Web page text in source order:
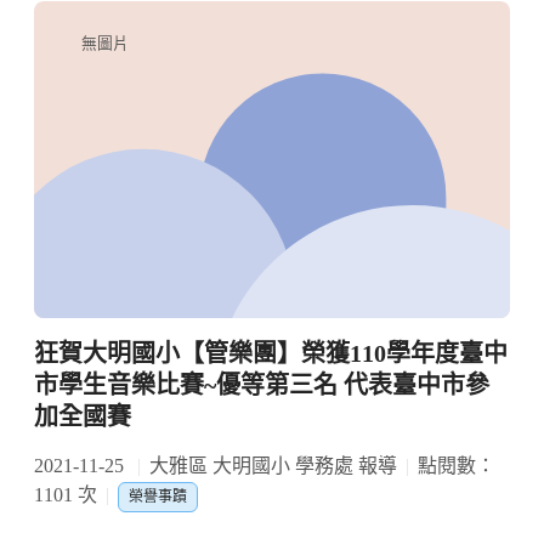
無圖片
狂賀大明國小【管樂團】榮獲110學年度臺中
市學生音樂比賽~優等第三名 代表臺中市參
加全國賽
2021-11-25 大雅區 大明國小 學務處 報導
點閱數：
1101 次
榮譽事蹟